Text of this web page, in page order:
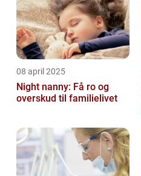
08 april 2025
Night nanny: Få ro og
overskud til familielivet